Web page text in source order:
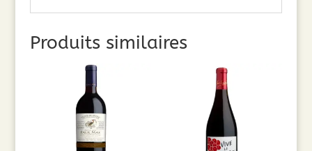
Produits similaires